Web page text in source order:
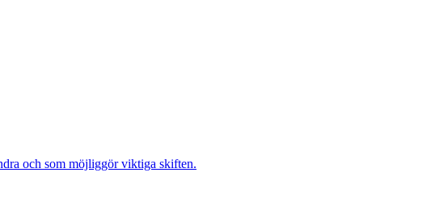
och som möjliggör viktiga skiften.